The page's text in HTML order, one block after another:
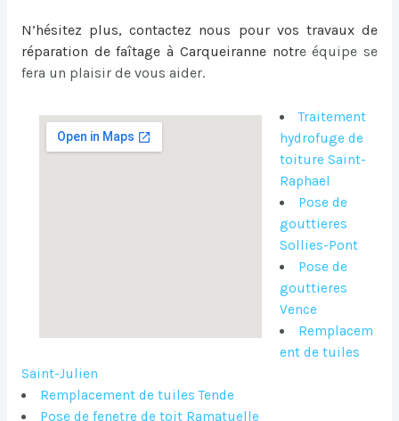
N’hésitez plus, contactez nous pour vos travaux de
réparation de faîtage à Carqueiranne notre équipe se
fera un plaisir de vous aider.
Traitement
hydrofuge de
toiture Saint-
Raphael
Pose de
gouttieres
Sollies-Pont
Pose de
gouttieres
Vence
Remplacem
ent de tuiles
Saint-Julien
Remplacement de tuiles Tende
Pose de fenetre de toit Ramatuelle